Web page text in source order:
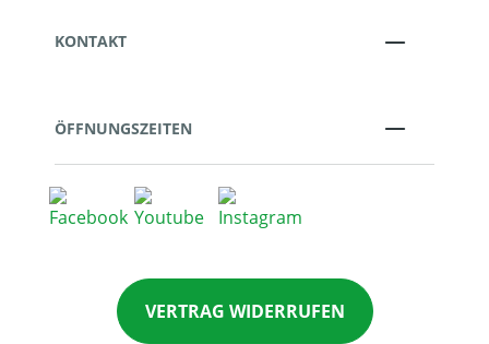
KONTAKT
ÖFFNUNGSZEITEN
VERTRAG WIDERRUFEN